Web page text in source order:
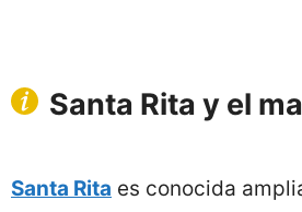
Santa Rita y el
Santa Rita es conocida